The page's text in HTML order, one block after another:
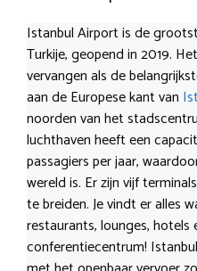
Istanbul Airport is de
Turkije, geopend in 2019.
vervangen als de
aan de Europese kant van
noorden van het
luchthaven heeft een
passagiers per jaar,
wereld is. Er zijn vijf
te breiden. Je vindt er alles
restaurants, lounges, hotels
conferentiecentrum!